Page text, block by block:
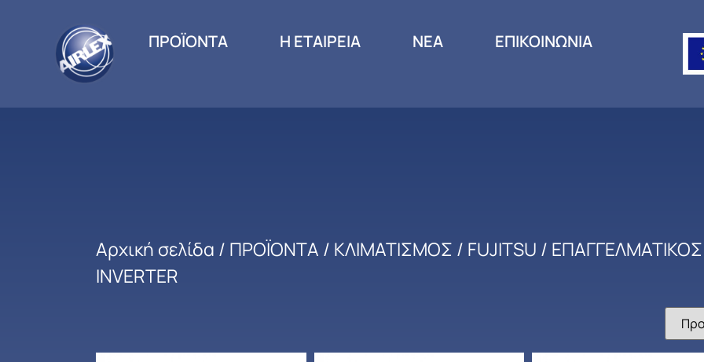
ΠΡΟΪΟΝΤΑ Η ΕΤΑΙΡΕΙΑ ΝΕΑ ΕΠΙΚΟΙΝΩΝΙΑ
Αρχική σελίδα / ΠΡΟΪΟΝΤΑ / ΚΛΙΜΑΤΙΣΜΟΣ / FUJITSU /
INVERTER